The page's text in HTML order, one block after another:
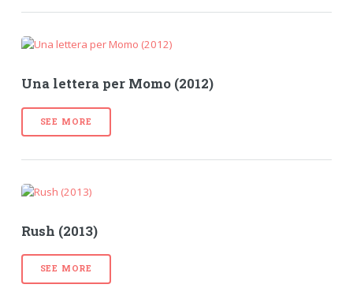
Una lettera per Momo (2012)
SEE MORE
Rush (2013)
SEE MORE